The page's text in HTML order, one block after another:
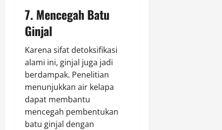
7. Mencegah Batu
Ginjal
Karena sifat detoksifikasi
alami ini, ginjal juga jadi
berdampak. Penelitian
menunjukkan air kelapa
dapat membantu
mencegah pembentukan
batu ginjal dengan